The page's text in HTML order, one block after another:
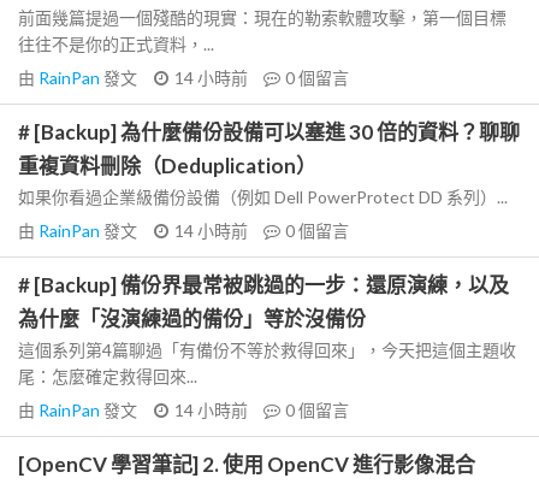
前面幾篇提過一個殘酷的現實：現在的勒索軟體攻擊，第一個目標
往往不是你的正式資料，...
由 RainPan 發文 14 小時前 0個留言
# [Backup] 為什麼備份設備可以塞進 30 倍的資料？聊聊
重複資料刪除（Deduplication）
如果你看過企業級備份設備（例如 Dell PowerProtect DD 系列）...
由 RainPan 發文 14 小時前 0個留言
# [Backup] 備份界最常被跳過的一步：還原演練，以及
為什麼「沒演練過的備份」等於沒備份
這個系列第4篇聊過「有備份不等於救得回來」，今天把這個主題收
尾：怎麼確定救得回來...
由 RainPan 發文 14 小時前 0個留言
[OpenCV 學習筆記] 2. 使用 OpenCV 進行影像混合